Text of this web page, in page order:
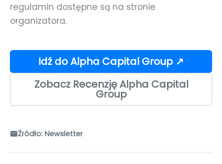
regulamin dostępne są na stronie
organizatora.
Idź do Alpha Capital Group ↗
Zobacz Recenzję Alpha Capital
Group
Źródło: Newsletter